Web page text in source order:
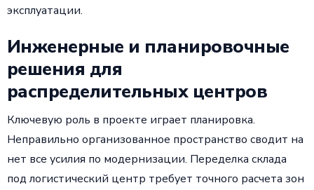
эксплуатации.
Инженерные и планировочные
решения для
распределительных центров
Ключевую роль в проекте играет планировка.
Неправильно организованное пространство сводит на
нет все усилия по модернизации. Переделка склада
под логистический центр требует точного расчета зон